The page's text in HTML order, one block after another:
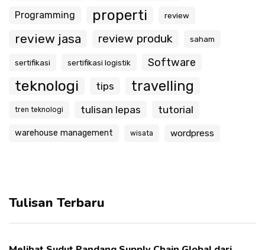
Programming properti review
review jasa review produk saham
sertifikasi sertifikasi logistik Software
teknologi tips travelling
tren teknologi tulisan lepas tutorial
warehouse management wisata wordpress
Tulisan Terbaru